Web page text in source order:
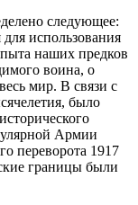
следующее:
использования
наших предков
воина, о
мир. В связи с
было
Армии
переворота 1917
границы были